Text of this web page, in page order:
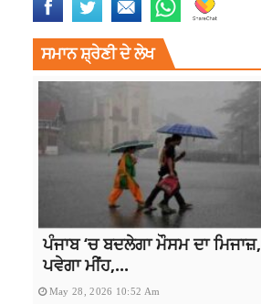
ਸਮਾਨ ਸ਼੍ਰੇਣੀ ਦੇ ਲੇਖ
ਪੰਜਾਬ ‘ਚ ਬਦਲੇਗਾ ਮੌਸਮ ਦਾ ਮਿਜਾਜ਼,
ਪਵੇਗਾ ਮੀਂਹ,...
May 28, 2026 10:52 Am